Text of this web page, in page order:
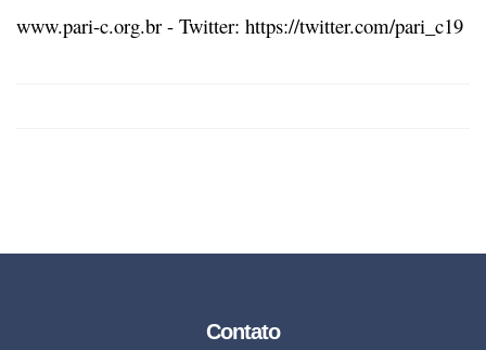
www.pari-c.org.br - Twitter: https://twitter.com/pari_c19
Contato